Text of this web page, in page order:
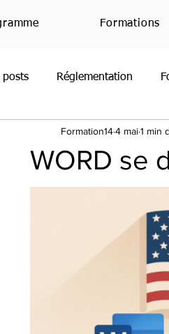
Formations
posts Réglementation
Bing PowerPoint
Étude Avis
WORD se
Formation144 mai1 min